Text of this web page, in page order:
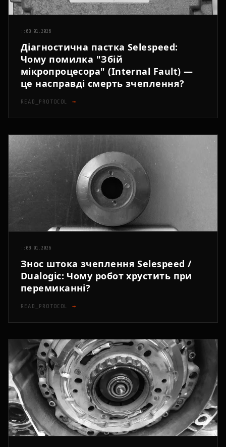
:: 08.01.2026
Діагностична пастка Selespeed:
Чому помилка "Збій
мікропроцесора" (Internal Fault) —
це насправді смерть зчеплення?
READ_PROTOCOL →
:: 08.01.2026
Знос штока зчеплення Selespeed /
Dualogic: Чому робот хрустить при
перемиканні?
READ_PROTOCOL →